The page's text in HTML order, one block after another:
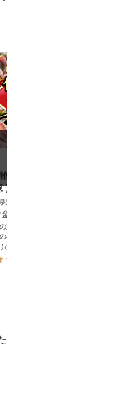
便 6回 刺身 鮮魚
真空 パック 旬 か
タイ ブリ シマア
ンパチ 高級
愛南町
額
定期便 かつおのたたき
柵にアラ付き 愛南の鰤
と勘八(かんぱち) 名物の
ールド真鯛 高級 縞鯵
あじ)を6回にわたって新